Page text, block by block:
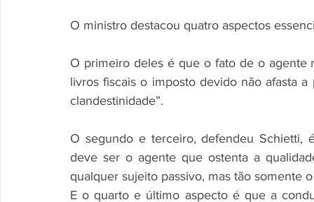
O ministro destacou quatro aspectos
O primeiro deles é que o fato de o agente
livros fiscais o imposto devido não afasta
clandestinidade”.
O segundo e terceiro, defendeu
deve ser o agente que ostenta a
qualquer sujeito passivo, mas tão somente
E o quarto e último aspecto é que a